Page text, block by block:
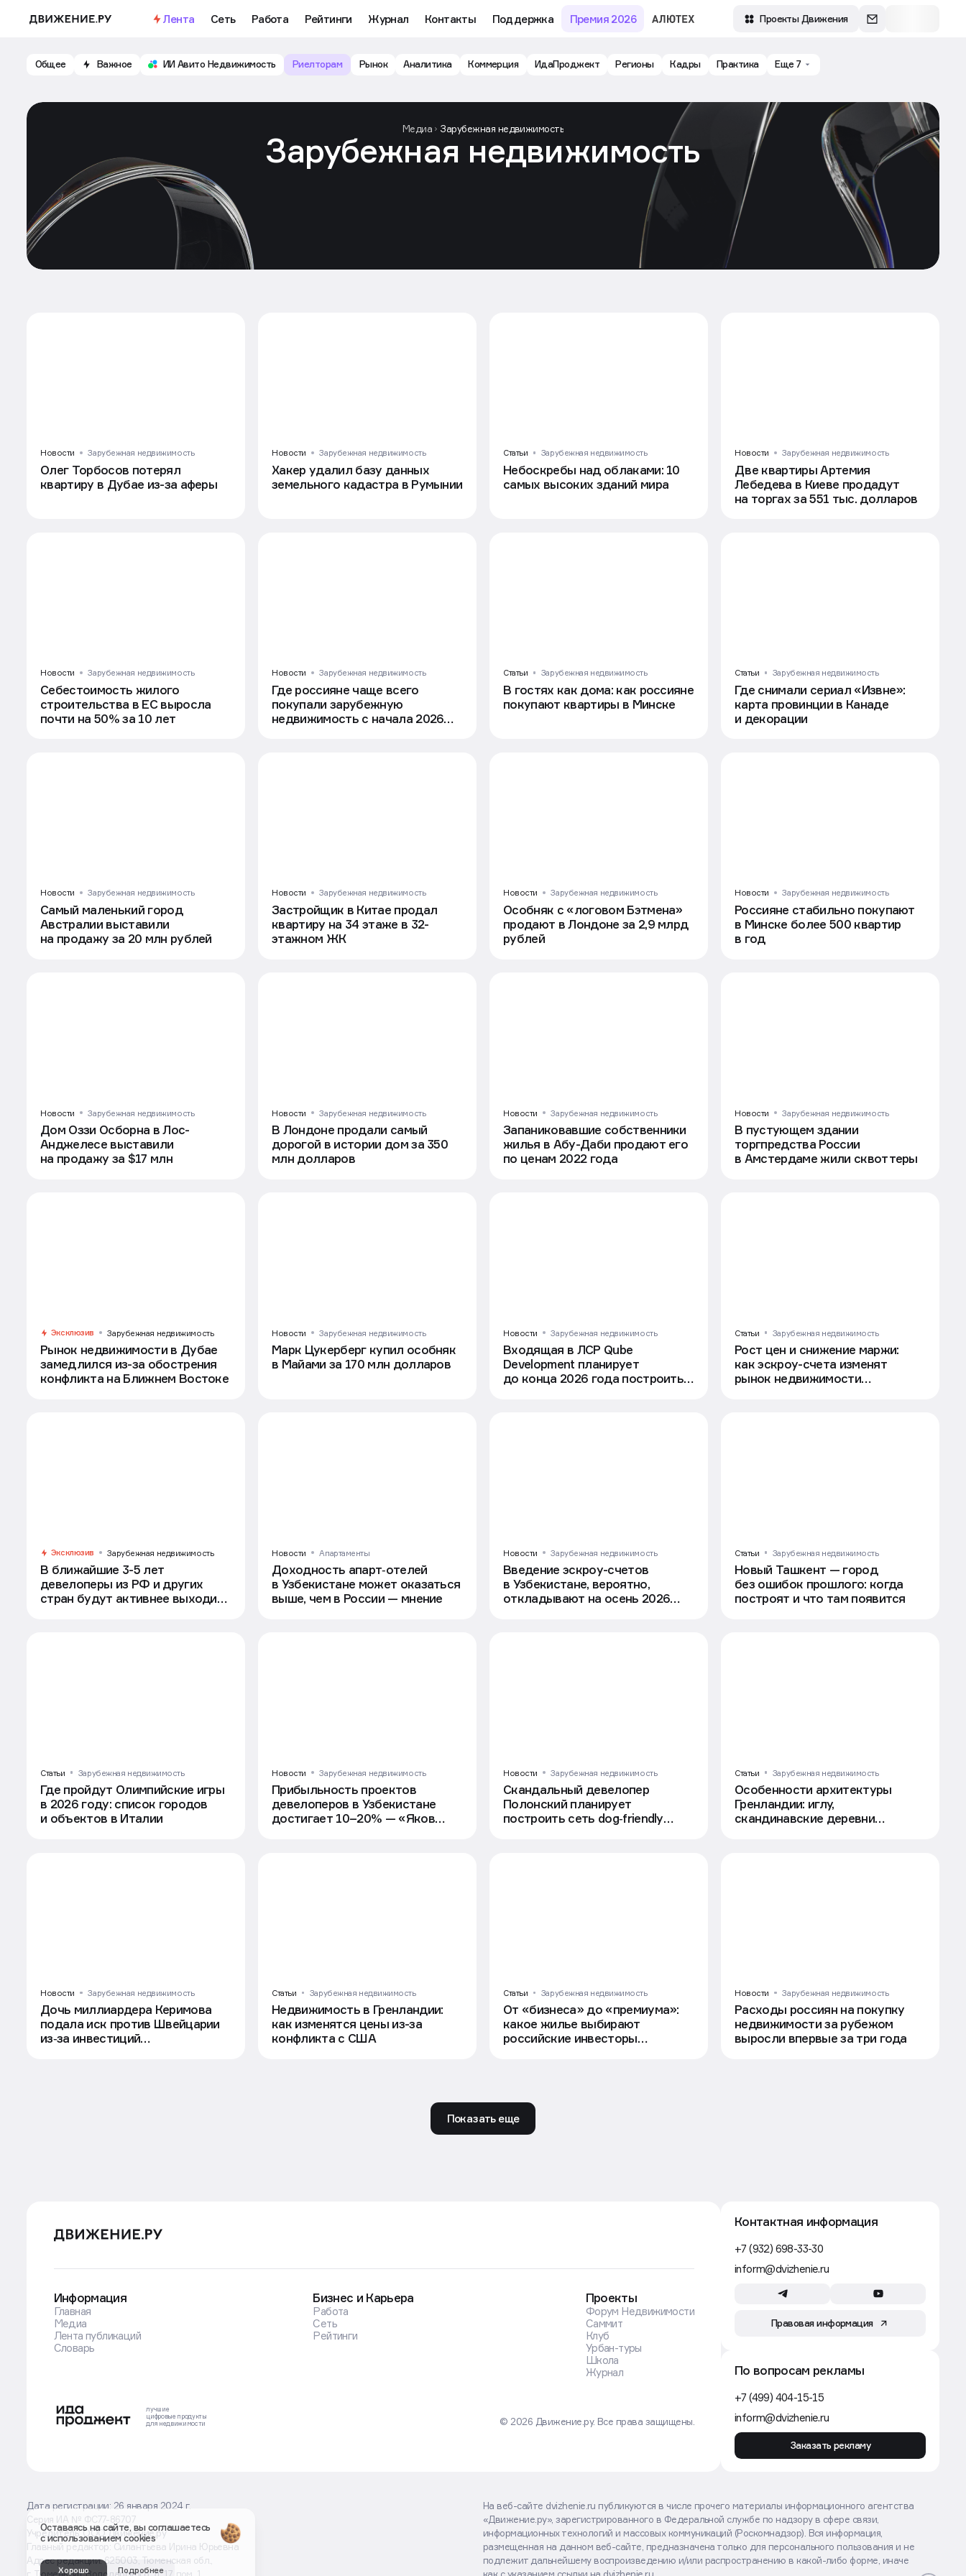
Лента Сеть Работа Рейтинги Журнал Контакты Поддержка Премия 2026 Проекты Движения
Общее Важное ИИ Авито Недвижимость Риелторам Рынок Аналитика Коммерция ИдаПроджект Регионы Кадры Практика Еще 7
Медиа Зарубежная недвижимость
Зарубежная недвижимость
Новости Зарубежная недвижимость
Олег Торбосов потерял
квартиру в Дубае из-за аферы
Новости Зарубежная недвижимость
Хакер удалил базу данных
земельного кадастра в Румынии
Статьи Зарубежная недвижимость
Небоскребы над облаками: 10
самых высоких зданий мира
Новости Зарубежная недвижимость
Две квартиры Артемия
Лебедева в Киеве продадут
на торгах за 551 тыс. долларов
Новости Зарубежная недвижимость
Себестоимость жилого
строительства в ЕС выросла
почти на 50% за 10 лет
Новости Зарубежная недвижимость
Где россияне чаще всего
покупали зарубежную
недвижимость с начала 2026
Статьи Зарубежная недвижимость
В гостях как дома: как россияне
покупают квартиры в Минске
Статьи Зарубежная недвижимость
Где снимали сериал «Извне»:
карта провинции в Канаде
и декорации
Новости Зарубежная недвижимость
Самый маленький город
Австралии выставили
на продажу за 20 млн рублей
Новости Зарубежная недвижимость
Застройщик в Китае продал
квартиру на 34 этаже в 32-
этажном ЖК
Новости Зарубежная недвижимость
Особняк с «логовом Бэтмена»
продают в Лондоне за 2,9 млрд
рублей
Новости Зарубежная недвижимость
Россияне стабильно покупают
в Минске более 500 квартир
в год
Новости Зарубежная недвижимость
Дом Оззи Осборна в Лос-
Анджелесе выставили
на продажу за $17 млн
Новости Зарубежная недвижимость
В Лондоне продали самый
дорогой в истории дом за 350
млн долларов
Новости Зарубежная недвижимость
Запаниковавшие собственники
жилья в Абу-Даби продают его
по ценам 2022 года
Новости Зарубежная недвижимость
В пустующем здании
торгпредства России
в Амстердаме жили сквоттеры
Эксклюзив Зарубежная недвижимость
Рынок недвижимости в Дубае
замедлился из-за обострения
конфликта на Ближнем Востоке
Новости Зарубежная недвижимость
Марк Цукерберг купил особняк
в Майами за 170 млн долларов
Новости Зарубежная недвижимость
Входящая в ЛСР Qube
Development планирует
до конца 2026 года построить 6
Статьи Зарубежная недвижимость
Рост цен и снижение маржи:
как эскроу-счета изменят
рынок недвижимости
Эксклюзив Зарубежная недвижимость
В ближайшие 3-5 лет
девелоперы из РФ и других
стран будут активнее выходить
Новости Апартаменты
Доходность апарт‑отелей
в Узбекистане может оказаться
выше, чем в России — мнение
Новости Зарубежная недвижимость
Введение эскроу-счетов
в Узбекистане, вероятно,
откладывают на осень 2026
Статьи Зарубежная недвижимость
Новый Ташкент — город
без ошибок прошлого: когда
построят и что там появится
Статьи Зарубежная недвижимость
Где пройдут Олимпийские игры
в 2026 году: список городов
и объектов в Италии
Новости Зарубежная недвижимость
Прибыльность проектов
девелоперов в Узбекистане
достигает 10–20% — «Яков
Новости Зарубежная недвижимость
Скандальный девелопер
Полонский планирует
построить сеть dog‑friendly
Статьи Зарубежная недвижимость
Особенности архитектуры
Гренландии: иглу,
скандинавские деревни
Новости Зарубежная недвижимость
Дочь миллиардера Керимова
подала иск против Швейцарии
из‑за инвестиций
Статьи Зарубежная недвижимость
Недвижимость в Гренландии:
как изменятся цены из-за
конфликта с США
Статьи Зарубежная недвижимость
От «бизнеса» до «премиума»:
какое жилье выбирают
российские инвесторы
Новости Зарубежная недвижимость
Расходы россиян на покупку
недвижимости за рубежом
выросли впервые за три года
Показать еще
Информация
Главная
Медиа
Лента публикаций
Словарь
Бизнес и Карьера
Работа
Сеть
Рейтинги
Проекты
Форум Недвижимости
Саммит
Клуб
Урбан-туры
Школа
Журнал
лучшие
цифровые продукты
для недвижимости
© 2026 Движение.ру. Все права защищены.
Контактная информация
+7 (932) 698-33-30
inform@dvizhenie.ru
Правовая информация
По вопросам рекламы
+7 (499) 404-15-15
inform@dvizhenie.ru
Заказать рекламу
Дата регистрации: 26 января 2024 г.
Серия ИА № ФС77-86707
Учредитель: ООО Движение.ру
Главный редактор: Силантьева Ирина Юрьевна
Адрес редакции: 625003, Тюменская обл.,
На веб-сайте dvizhenie.ru публикуются в числе прочего материалы информационного агентства
«Движение.ру», зарегистрированного в Федеральной службе по надзору в сфере связи,
информационных технологий и массовых коммуникаций (Роскомнадзор). Вся информация,
размещенная на данном веб-сайте, предназначена только для персонального пользования и не
подлежит дальнейшему воспроизведению и/или распространению в какой-либо форме, иначе
Оставаясь на сайте, вы соглашаетесь
с использованием cookies
Хорошо Подробнее